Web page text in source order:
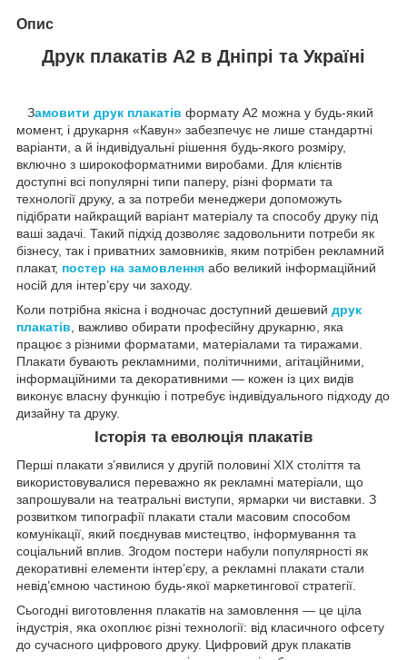
Опис
Друк плакатів А2 в Дніпрі та Україні
Замовити друк плакатів формату А2 можна у будь-який
момент, і друкарня «Кавун» забезпечує не лише стандартні
варіанти, а й індивідуальні рішення будь-якого розміру,
включно з широкоформатними виробами. Для клієнтів
доступні всі популярні типи паперу, різні формати та
технології друку, а за потреби менеджери допоможуть
підібрати найкращий варіант матеріалу та способу друку під
ваші задачі. Такий підхід дозволяє задовольнити потреби як
бізнесу, так і приватних замовників, яким потрібен рекламний
плакат, постер на замовлення або великий інформаційний
носій для інтер’єру чи заходу.
Коли потрібна якісна і водночас доступний дешевий друк
плакатів, важливо обирати професійну друкарню, яка
працює з різними форматами, матеріалами та тиражами.
Плакати бувають рекламними, політичними, агітаційними,
інформаційними та декоративними — кожен із цих видів
виконує власну функцію і потребує індивідуального підходу до
дизайну та друку.
Історія та еволюція плакатів
Перші плакати з’явилися у другій половині XIX століття та
використовувалися переважно як рекламні матеріали, що
запрошували на театральні виступи, ярмарки чи виставки. З
розвитком типографії плакати стали масовим способом
комунікації, який поєднував мистецтво, інформування та
соціальний вплив. Згодом постери набули популярності як
декоративні елементи інтер’єру, а рекламні плакати стали
невід’ємною частиною будь-якої маркетингової стратегії.
Сьогодні виготовлення плакатів на замовлення — це ціла
індустрія, яка охоплює різні технології: від класичного офсету
до сучасного цифрового друку. Цифровий друк плакатів